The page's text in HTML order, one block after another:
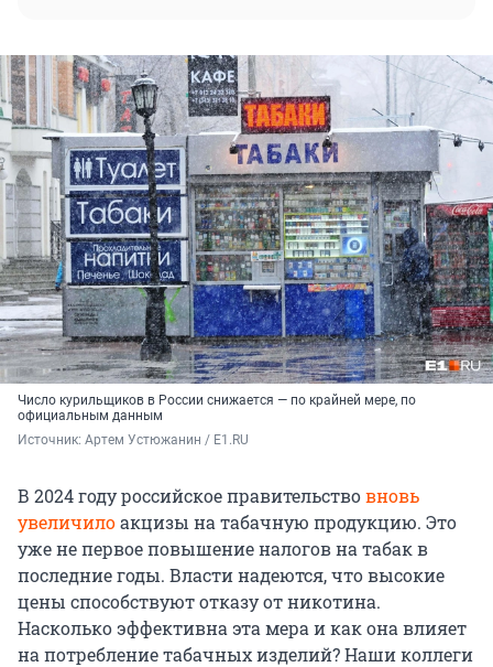
Число курильщиков в России снижается — по крайней мере, по
официальным данным
Источник: Артем Устюжанин / E1.RU
В 2024 году российское правительствовновь
увеличилоакцизы на табачную продукцию. Это
уже не первое повышение налогов на табак в
последние годы. Власти надеются, что высокие
цены способствуют отказу от никотина.
Насколько эффективна эта мера и как она влияет
на потребление табачных изделий? Наши коллеги